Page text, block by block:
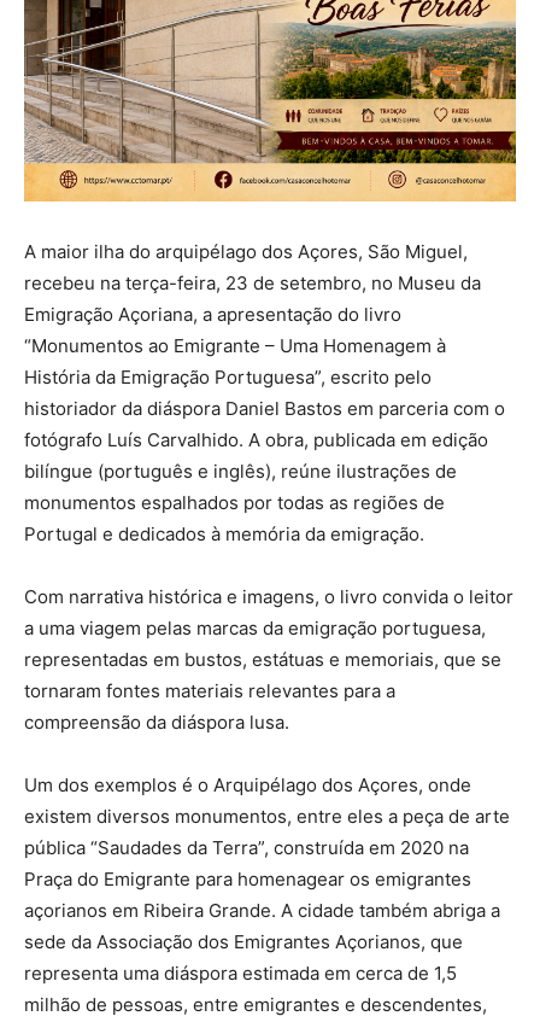
A maior ilha do arquipélago dos Açores, São Miguel,
recebeu na terça-feira, 23 de setembro, no Museu da
Emigração Açoriana, a apresentação do livro
“Monumentos ao Emigrante – Uma Homenagem à
História da Emigração Portuguesa”, escrito pelo
historiador da diáspora Daniel Bastos em parceria com o
fotógrafo Luís Carvalhido. A obra, publicada em edição
bilíngue (português e inglês), reúne ilustrações de
monumentos espalhados por todas as regiões de
Portugal e dedicados à memória da emigração.
Com narrativa histórica e imagens, o livro convida o leitor
a uma viagem pelas marcas da emigração portuguesa,
representadas em bustos, estátuas e memoriais, que se
tornaram fontes materiais relevantes para a
compreensão da diáspora lusa.
Um dos exemplos é o Arquipélago dos Açores, onde
existem diversos monumentos, entre eles a peça de arte
pública “Saudades da Terra”, construída em 2020 na
Praça do Emigrante para homenagear os emigrantes
açorianos em Ribeira Grande. A cidade também abriga a
sede da Associação dos Emigrantes Açorianos, que
representa uma diáspora estimada em cerca de 1,5
milhão de pessoas, entre emigrantes e descendentes,